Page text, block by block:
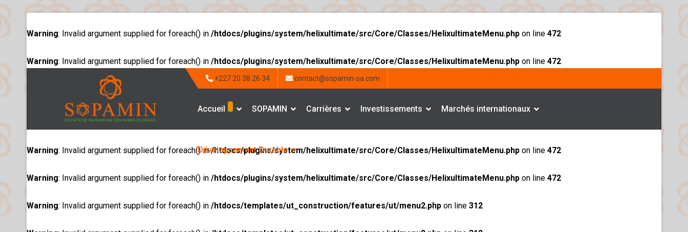
Warning: Invalid argument supplied for foreach() in /htdocs/plugins/system/helixultimate/src/Core/Classes/HelixultimateMenu.php on line 472
Warning: Invalid argument supplied for foreach() in /htdocs/plugins/system/helixultimate/src/Core/Classes/HelixultimateMenu.php on line 472
+227 20 38 26 34 contact@sopamin-sa.com
Accueil SOPAMIN Carrières Investissements Marchés internationaux
Développement Durable
Warning: Invalid argument supplied for foreach() in/htdocs/plugins/system/helixultimate/src/Core/Classes/HelixultimateMenu.php on line 472
Warning: Invalid argument supplied for foreach() in /htdocs/plugins/system/helixultimate/src/Core/Classes/HelixultimateMenu.php on line 472
Warning: Invalid argument supplied for foreach() in /htdocs/templates/ut_construction/features/ut/menu2.php on line 312